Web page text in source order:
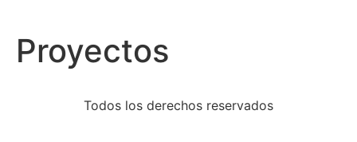
Proyectos
Todos los derechos reservados